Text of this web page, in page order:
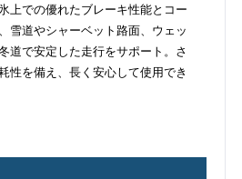
上での優れたブレーキ性能とコー
雪道やシャーベット路面、ウェッ
道で安定した走行をサポート。さ
性を備え、長く安心して使用でき